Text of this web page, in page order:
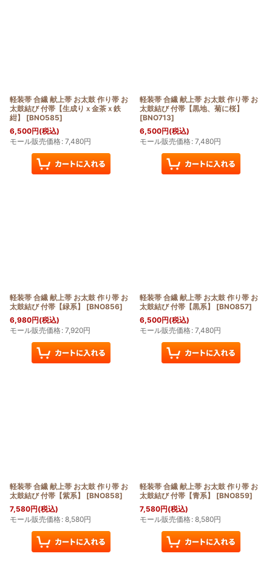
軽装帯 合繊 献上帯 お太鼓 作り帯 お
太鼓結び 付帯【生成りｘ金茶ｘ鉄
紺】
[BNO585]
6,500円(税込)
モール販売価格: 7,480円
軽装帯 合繊 献上帯 お太鼓 作り帯 お
太鼓結び 付帯【黒地、菊に桜】
[BNO713]
6,500円(税込)
モール販売価格: 7,480円
軽装帯 合繊 献上帯 お太鼓 作り帯 お
太鼓結び 付帯【緑系】
[BNO856]
6,980円(税込)
モール販売価格: 7,920円
軽装帯 合繊 献上帯 お太鼓 作り帯 お
太鼓結び 付帯【黒系】
[BNO857]
6,500円(税込)
モール販売価格: 7,480円
軽装帯 合繊 献上帯 お太鼓 作り帯 お
太鼓結び 付帯【紫系】
[BNO858]
7,580円(税込)
モール販売価格: 8,580円
軽装帯 合繊 献上帯 お太鼓 作り帯 お
太鼓結び 付帯【青系】
[BNO859]
7,580円(税込)
モール販売価格: 8,580円